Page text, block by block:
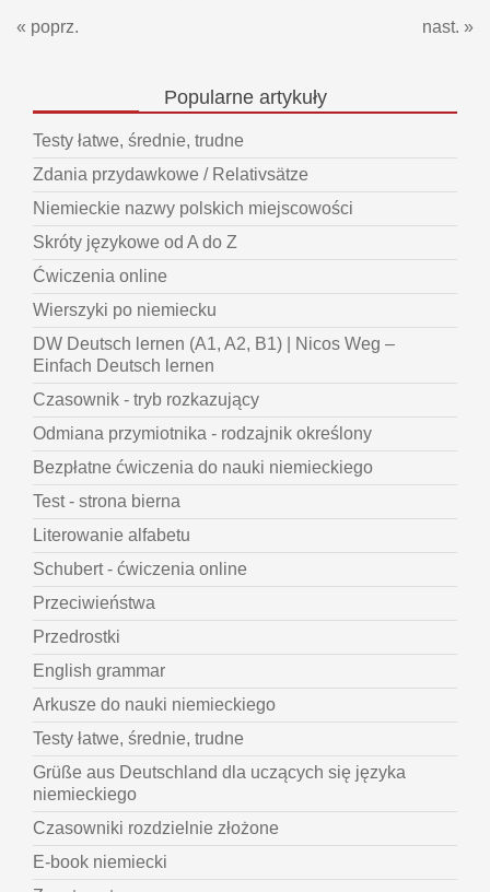
« poprz. nast. »
Popularneartykuły
Testy łatwe, średnie, trudne
Zdania przydawkowe / Relativsätze
Niemieckie nazwy polskich miejscowości
Skróty językowe od A do Z
Ćwiczenia online
Wierszyki po niemiecku
DW Deutsch lernen (A1, A2, B1) | Nicos Weg –
Einfach Deutsch lernen
Czasownik - tryb rozkazujący
Odmiana przymiotnika - rodzajnik określony
Bezpłatne ćwiczenia do nauki niemieckiego
Test - strona bierna
Literowanie alfabetu
Schubert - ćwiczenia online
Przeciwieństwa
Przedrostki
English grammar
Arkusze do nauki niemieckiego
Testy łatwe, średnie, trudne
Grüße aus Deutschland dla uczących się języka
niemieckiego
Czasowniki rozdzielnie złożone
E-book niemiecki